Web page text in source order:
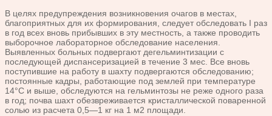
В целях предупреждения возникновения очагов в местах,
благоприятных для их формирования, следует обследовать I раз
в год всех вновь прибывших в эту местность, а также проводить
выборочное лабораторное обследование населения.
Выявленных больных подвергают дегельминтизации с
последующей диспансеризацией в течение 3 мес. Все вновь
поступившие на работу в шахту подвергаются обследованию;
постоянные кадры, работающие под землей при температуре
14°С и выше, обследуются на гельминтозы не реже одного раза
в год; почва шахт обезвреживается кристаллической поваренной
солью из расчета 0,5—1 кг на 1 м2 площади.